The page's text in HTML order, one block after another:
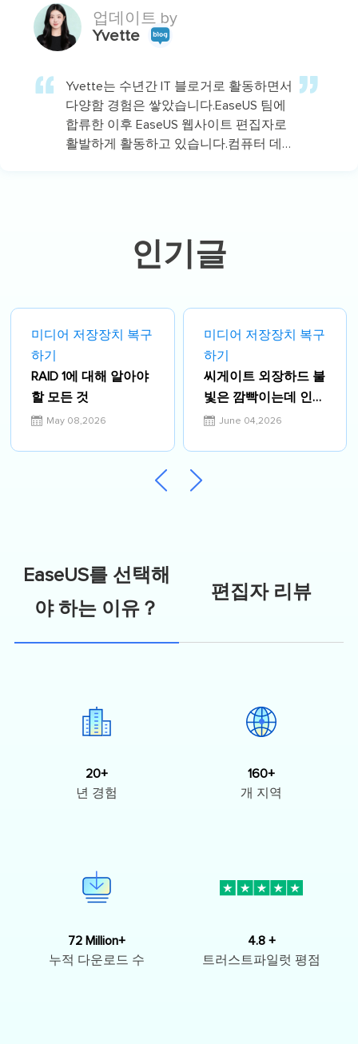
업데이트 by
Yvette
Yvette는 수년간 IT 블로거로 활동하면서
다양함 경험은 쌓았습니다.EaseUS 팀에
합류한 이후 EaseUS 웹사이트 편집자로
활발하게 활동하고 있습니다.컴퓨터 데
인기글
미디어 저장장치 복구
하기
RAID 1에 대해 알아야
할 모든 것
May 08,2026
미디어 저장장치 복구
하기
씨게이트 외장하드 불
빛은 깜빡이는데 인식
안 됨? 2026년 즉각
June 04,2026
EaseUS를 선택해
야 하는 이유？
편집자 리뷰
20+
년 경험
160+
개 지역
72 Million+
누적 다운로드 수
4.8 +
트러스트파일럿 평점